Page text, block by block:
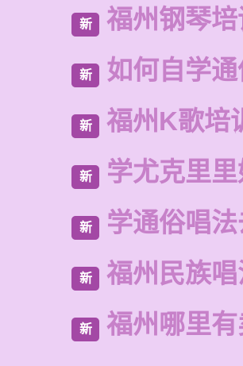
新 福州钢琴
新 如何自学
新 福州K歌培
新 学尤克里
新 学通俗唱
新 福州民族
新 福州哪里